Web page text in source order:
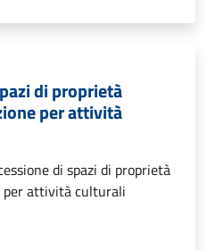
di proprietà
per attività
di spazi di proprietà
per attività culturali